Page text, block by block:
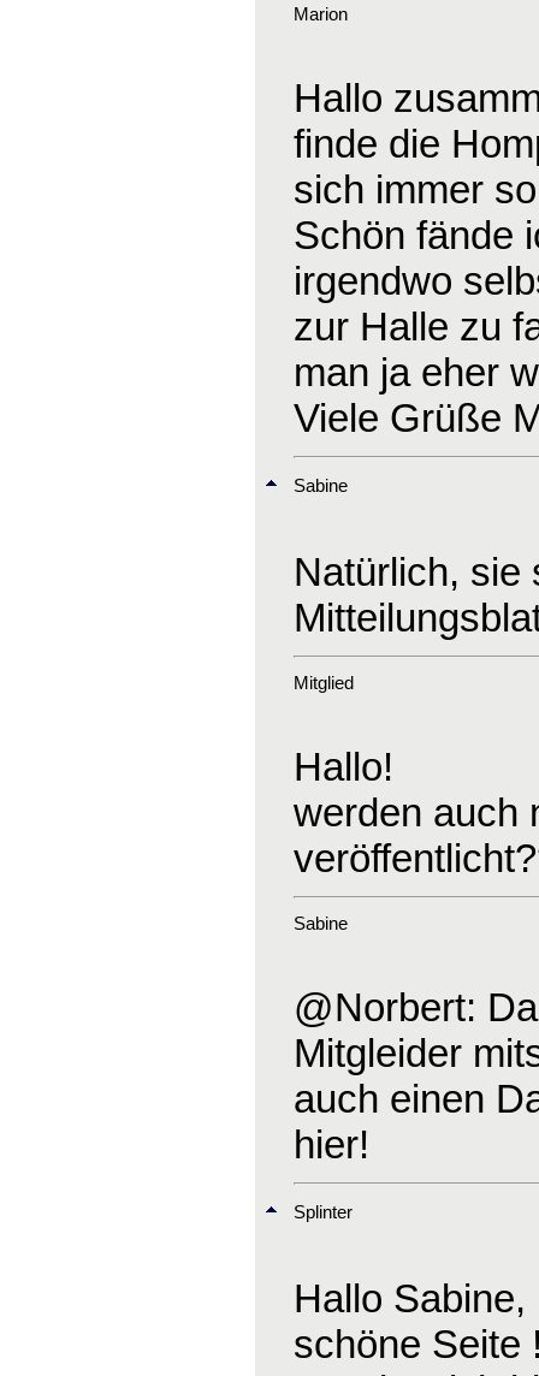
Marion
Hallo
finde die
sich immer
Schön fände
irgendwo
zur Halle zu
man ja eher
Viele Grüße
Sabine
Natürlich, sie
Mitglied
Hallo!
werden auch
Sabine
@Norbert:
Mitgleider
auch einen
hier!
Splinter
Hallo Sabine,
schöne Seite